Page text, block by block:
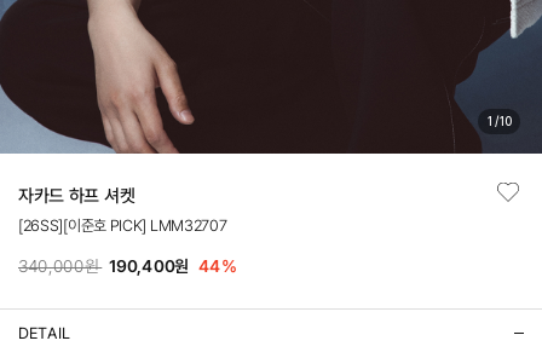
1 /10
자카드 하프 셔켓
[26SS][이준호 PICK] LMM32707
340,000원 190,400원 44%
DETAIL